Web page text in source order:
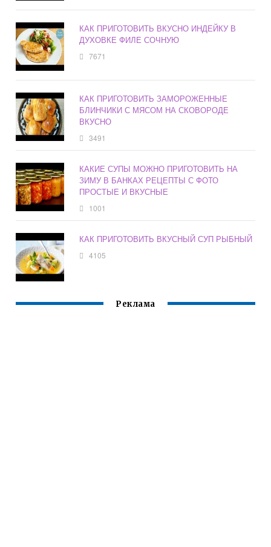
КАК ПРИГОТОВИТЬ ВКУСНО ИНДЕЙКУ В
ДУХОВКЕ ФИЛЕ СОЧНУЮ
7671
КАК ПРИГОТОВИТЬ ЗАМОРОЖЕННЫЕ
БЛИНЧИКИ С МЯСОМ НА СКОВОРОДЕ
ВКУСНО
3491
КАКИЕ СУПЫ МОЖНО ПРИГОТОВИТЬ НА
ЗИМУ В БАНКАХ РЕЦЕПТЫ С ФОТО
ПРОСТЫЕ И ВКУСНЫЕ
1001
КАК ПРИГОТОВИТЬ ВКУСНЫЙ СУП РЫБНЫЙ
4105
Реклама